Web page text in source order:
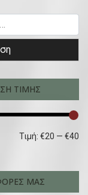
ΤΙΜΗΣ
Τιμή: €20 — €40
ΜΑΣ